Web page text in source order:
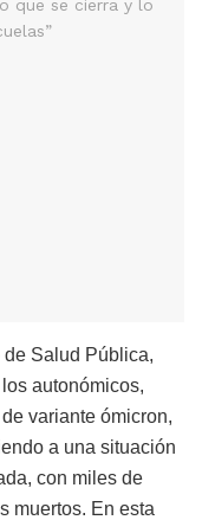
Salud Pública,
autonómicos,
variante ómicron,
a una situación
con miles de
muertos. En esta